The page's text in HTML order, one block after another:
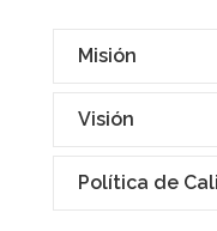
Misión
Visión
Política de